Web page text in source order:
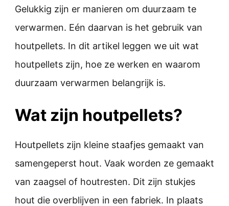
Gelukkig zijn er manieren om duurzaam te
verwarmen. Eén daarvan is het gebruik van
houtpellets. In dit artikel leggen we uit wat
houtpellets zijn, hoe ze werken en waarom
duurzaam verwarmen belangrijk is.
Wat zijn houtpellets?
Houtpellets zijn kleine staafjes gemaakt van
samengeperst hout. Vaak worden ze gemaakt
van zaagsel of houtresten. Dit zijn stukjes
hout die overblijven in een fabriek. In plaats